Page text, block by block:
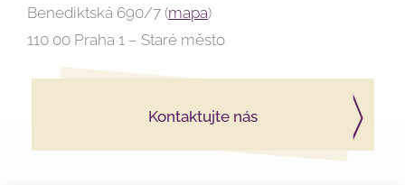
Benediktská 690/7 (mapa)
110 00 Praha 1 – Staré město
Kontaktujte nás